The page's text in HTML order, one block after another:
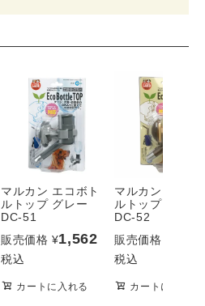
マルカン エコボト
ルトップ グレー
DC-51
販売価格 ¥1,562
税込
カートに入れる
マルカン エコボ
ルトップ ブラウ
DC-52
販売価格
税込
カートに入れる